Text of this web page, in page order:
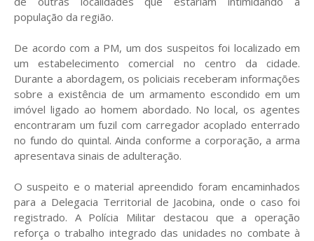
população da região.
De acordo com a PM, um dos suspeitos foi localizado em
um estabelecimento comercial no centro da cidade.
Durante a abordagem, os policiais receberam informações
sobre a existência de um armamento escondido em um
imóvel ligado ao homem abordado. No local, os agentes
encontraram um fuzil com carregador acoplado enterrado
no fundo do quintal. Ainda conforme a corporação, a arma
apresentava sinais de adulteração.
O suspeito e o material apreendido foram encaminhados
para a Delegacia Territorial de Jacobina, onde o caso foi
registrado. A Polícia Militar destacou que a operação
reforça o trabalho integrado das unidades no combate à